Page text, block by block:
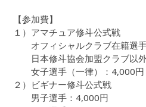
【参加費】
１）アマチュア修斗公式戦
オフィシャルクラブ在籍選
日本修斗協会加盟クラブ以
女子選手（一律）：4,000円
２）ビギナー修斗公式戦
男子選手：4,000円